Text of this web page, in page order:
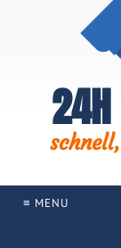
24H
≡ MENU